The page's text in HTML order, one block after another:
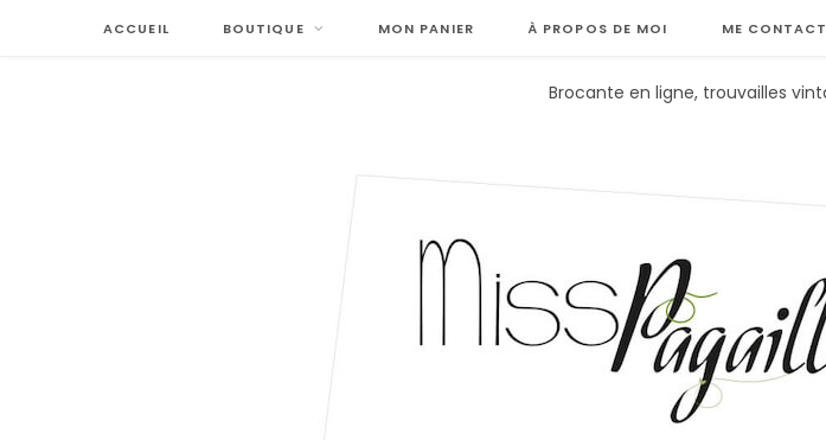
ACCUEIL BOUTIQUE MON PANIER À PROPOS DE MOI ME
Brocante en ligne, trouvailles